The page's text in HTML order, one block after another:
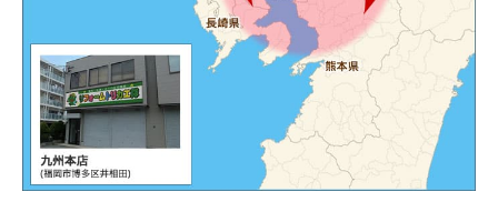
akagenoane
欲しい商品をスムーズに注文できましたか？